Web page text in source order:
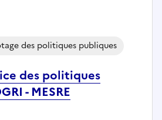
des politiques
- MESRE
des politiques publiques